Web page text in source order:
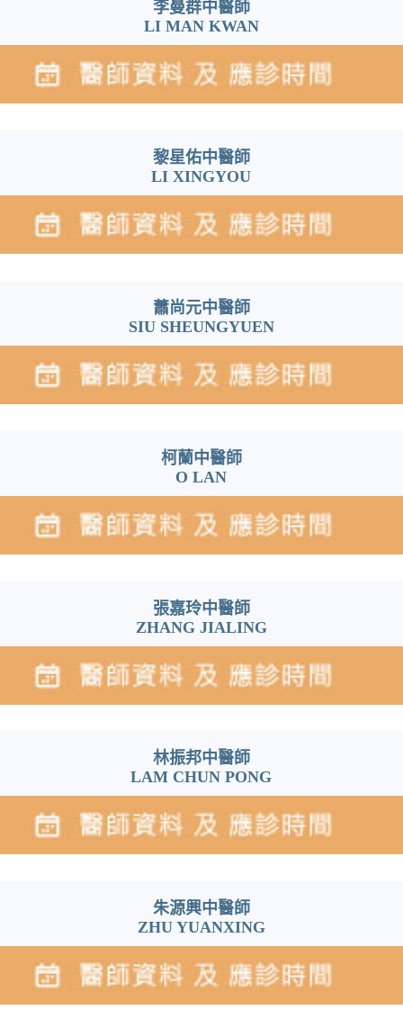
李曼群中醫師
LI MAN KWAN
黎星佑中醫師
LI XINGYOU
蕭尚元中醫師
SIU SHEUNGYUEN
柯蘭中醫師
O LAN
張嘉玲中醫師
ZHANG JIALING
林振邦中醫師
LAM CHUN PONG
朱源興中醫師
ZHU YUANXING